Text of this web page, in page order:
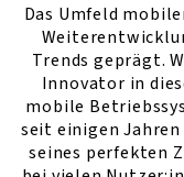
Das Umfeld
Trends geprägt.
Innovator in
mobile
seit einigen
seines perfekten